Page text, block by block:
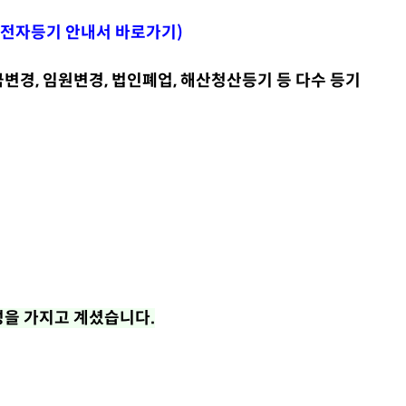
자등기 안내서 바로가기 )
경, 임원변경, 법인폐업, 해산청산등기 등 다수 등기
가지고 계셨습니다.